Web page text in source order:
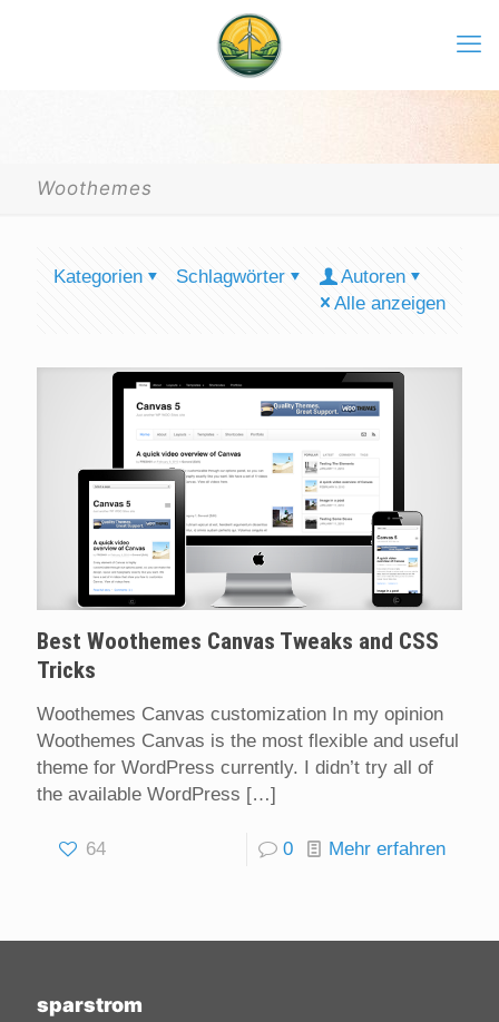
Woothemes
Kategorien Schlagwörter
Autoren
Alle anzeigen
Best Woothemes Canvas Tweaks and CSS
Tricks
Woothemes Canvas customization In my opinion
Woothemes Canvas is the most flexible and useful
theme for WordPress currently. I didn’t try all of
the available WordPress […]
64 0 Mehr erfahren
sparstrom